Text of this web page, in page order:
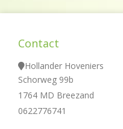
Contact
Hollander Hoveniers
Schorweg 99b
1764 MD Breezand
0622776741